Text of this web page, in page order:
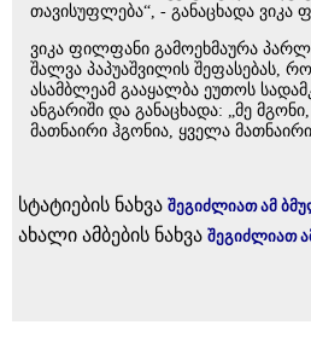
თავისუფლება“, - განაცხადა ვიკა
ვიკა ფილფანი გამოეხმაურა
შალვა პაპუაშვილის შეფასებას,
ასამბლეამ გააყალბა ეუთოს
ანგარიში და განაცხადა: „მე
მათნაირი ჰგონია, ყველა
სტატიების ნახვა შეგიძლიათ ამ
ახალი ამბების ნახვა შეგიძლიათ